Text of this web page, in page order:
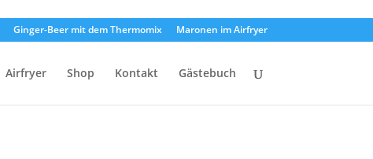
Ginger-Beer mit dem Thermomix Maronen im Airfryer
Airfryer Shop Kontakt Gästebuch